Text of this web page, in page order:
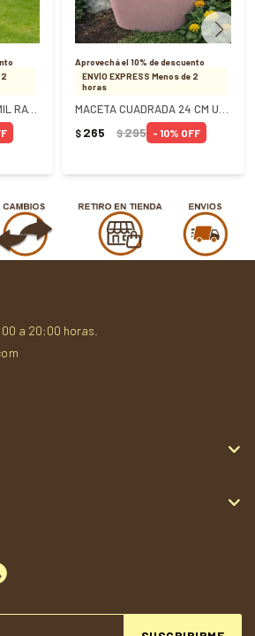
2
MACETA PIRAMIDAL SIMIL RATTAN 10 LITROS MARRON
Aprovechá el 10% de descuento
ENVÍO EXPRESS Menos de 2
horas
$ 265 $295 10
a 20:00 horas.